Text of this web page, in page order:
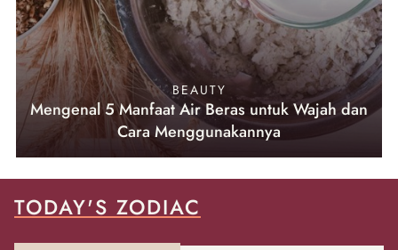
BEAUTY
Mengenal 5 Manfaat Air Beras untuk Wajah dan
Cara Menggunakannya
TODAY'S ZODIAC